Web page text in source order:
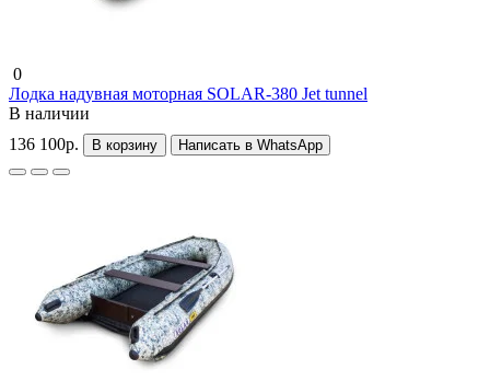
0
Лодка надувная моторная SOLAR-380 Jet tunnel
В наличии
136 100р.
В корзину Написать в WhatsApp